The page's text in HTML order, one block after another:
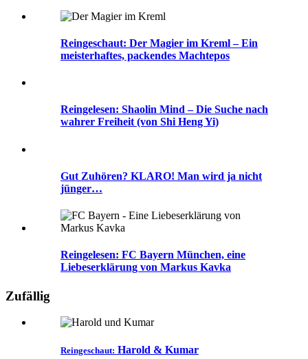
Reingeschaut: Der Magier im Kreml – Ein
meisterhaftes, packendes Machtepos
Reingelesen: Shaolin Mind – Die Suche nach
wahrer Freiheit (von Shi Heng Yi)
Gut Zuhören? KLARO! Man wird ja nicht
jünger…
Reingelesen: FC Bayern München, eine
Liebeserklärung von Markus Kavka
Zufällig
Reingeschaut: Harold & Kumar